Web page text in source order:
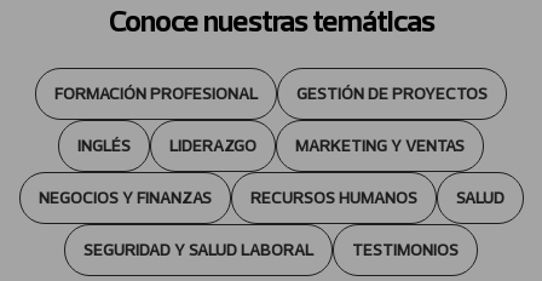
Conoce nuestras temáticas
FORMACIÓN PROFESIONAL GESTIÓN DE PROYECTOS
INGLÉS LIDERAZGO MARKETING Y VENTAS
NEGOCIOS Y FINANZAS RECURSOS HUMANOS SALUD
SEGURIDAD Y SALUD LABORAL TESTIMONIOS